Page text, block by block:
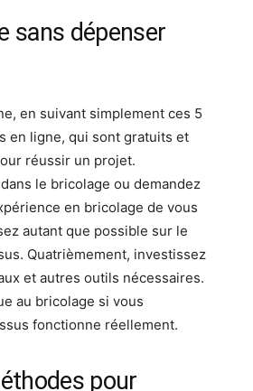
sans dépenser
en suivant simplement ces 5
en ligne, qui sont gratuits et
réussir un projet.
le bricolage ou demandez
en bricolage de vous
autant que possible sur le
Quatrièmement, investissez
et autres outils nécessaires.
au bricolage si vous
fonctionne réellement.
pour